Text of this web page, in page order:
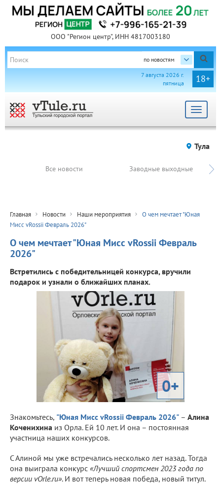
ООО "Регион центр", ИНН 4817003180
по новостям
18+
7 августа 2026 г.
пятница
Toggle
Тула
Все новости Заводные выходные
Главная Новости Наши мероприятия
О чем мечтает "Юная
Мисс vRossii Февраль 2026"
О чем мечтает "Юная Мисс vRossii Февраль
2026"
Встретились с победительницей конкурса, вручили
подарок и узнали о ближайших планах.
0+
Знакомьтесь, "Юная Мисс vRossii Февраль 2026" – Алина
Коченихина из Орла. Ей 10 лет. И она – постоянная
участница наших конкурсов.
С Алиной мы уже встречались несколько лет назад. Тогда
она выиграла конкурс «Лучший спортсмен 2023 года по
версии vOrle.ru». И вот теперь новая победа, новый титул.